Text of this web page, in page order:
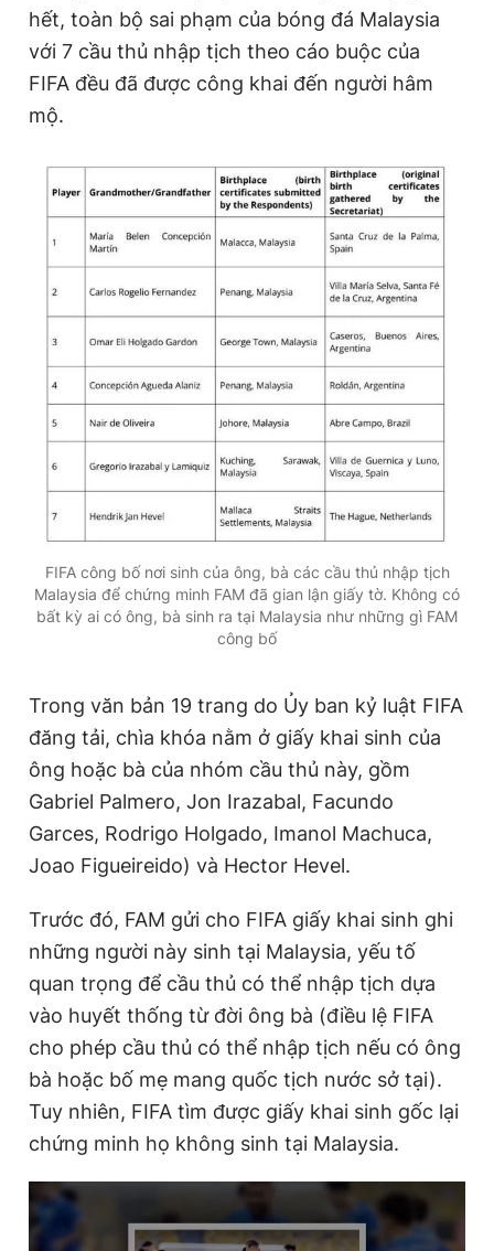
Theo dõi báo trên
Hotline
0906 645 777
Liên hệ quảng cáo
Đặt báo Quảng cáo RSS Tòa soạn Chính sách bảo
Tổng biên tập: Nguyễn Ngọc Toàn
Phó tổng biên tập thường trực: Hải Thành
Phó tổng biên tập: Lâm Hiếu Dũng
Phó tổng biên tập: Trần Việt Hưng
Tổng thư ký tòa soạn: Đức Trung
© 2003-2026 Bản quyền thuộc về Báo Thanh Niên. Cấm sao
chép dưới mọi hình thức nếu không có sự chấp thuận bằng văn
bản. Phát triển bởi ePi Technologies, JSC.
hết, toàn bộ sai phạm của bóng đá Malaysia
với 7 cầu thủ nhập tịch theo cáo buộc của
FIFA đều đã được công khai đến người hâm
mộ.
FIFA công bố nơi sinh của ông, bà các cầu thủ nhập tịch
Malaysia để chứng minh FAM đã gian lận giấy tờ. Không có
bất kỳ ai có ông, bà sinh ra tại Malaysia như những gì FAM
công bố
Trong văn bản 19 trang do Ủy ban kỷ luật FIFA
đăng tải, chìa khóa nằm ở giấy khai sinh của
ông hoặc bà của nhóm cầu thủ này, gồm
Gabriel Palmero, Jon Irazabal, Facundo
Garces, Rodrigo Holgado, Imanol Machuca,
Joao Figueireido) và Hector Hevel.
Trước đó, FAM gửi cho FIFA giấy khai sinh ghi
những người này sinh tại Malaysia, yếu tố
quan trọng để cầu thủ có thể nhập tịch dựa
vào huyết thống từ đời ông bà (điều lệ FIFA
cho phép cầu thủ có thể nhập tịch nếu có ông
bà hoặc bố mẹ mang quốc tịch nước sở tại).
Tuy nhiên, FIFA tìm được giấy khai sinh gốc lại
chứng minh họ không sinh tại Malaysia.